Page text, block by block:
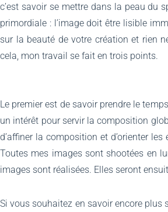
c’est savoir se mettre dans la peau du
primordiale : l’image doit être lisible
sur la beauté de votre création et rien
cela, mon travail se fait en trois points.
Le premier est de savoir prendre le
un intérêt pour servir la composition
d’affiner la composition et d’orienter
Toutes mes images sont shootées en
images sont réalisées. Elles seront
Si vous souhaitez en savoir encore plus